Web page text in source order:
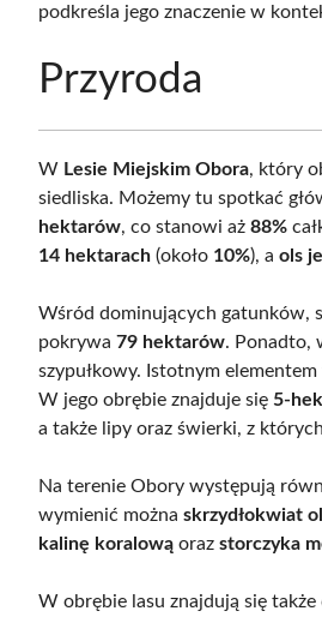
podkreśla jego znaczenie w
Przyroda
W Lesie Miejskim Obora, który
siedliska. Możemy tu spotkać
hektarów, co stanowi aż88%
14 hektarach (około 10%), aols
Wśród dominujących gatunków,
pokrywa79 hektarów. Ponadto,
szypułkowy. Istotnym
W jego obrębie znajduje się 5-
a także lipy oraz świerki, z
Na terenie Obory występują
wymienić możnaskrzydłokwiat
kalinę koralową orazstorczyka
W obrębie lasu znajdują się